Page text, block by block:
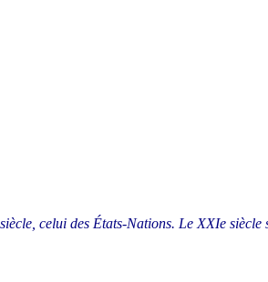
celui des États-Nations. Le XXIe siècle